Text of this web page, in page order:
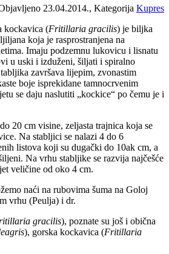
23.04.2014., Kategorija Kupres
kockavica (Fritillaria gracilis) je biljka
koja je rasprostranjena na
Imaju podzemnu lukovicu i lisnatu
u uski i izduženi, šiljati i spiralno
završava lijepim, zvonastim
boje isprekidane tamnocrvenim
se daju naslutiti „kockice“ po čemu je i
20 cm visine, zeljasta trajnica koja se
Na stabljici se nalazi 4 do 6
listova koji su dugački do 10ak cm, a
Na vrhu stabljike se razvija najčešće
veličine od oko 4 cm.
naći na rubovima šuma na Goloj
vrhu (Peulja) i dr.
gracilis), poznate su još i obična
), gorska kockavica (Fritillaria